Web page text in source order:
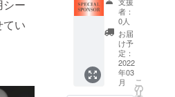
シー
てい
です。
カー
２枚
セット
※画像は
イメー
ジで
す。デ
ザイン
等が若
干異な
る場合
がござ
いま
す。 ◆
ＭＡＬ
ＨＥＹ
干異な
る場合
がござ
いま
す。 ◆
ＭＡＬ
ＨＥＹ
オリジ
シャル
スポン
サープ
ランと
なりま
す。 ◆
ＭＡＬ
ＨＥＹ
者：
0人
お届
け予
定：
2022
年03
月
こ
の
リ